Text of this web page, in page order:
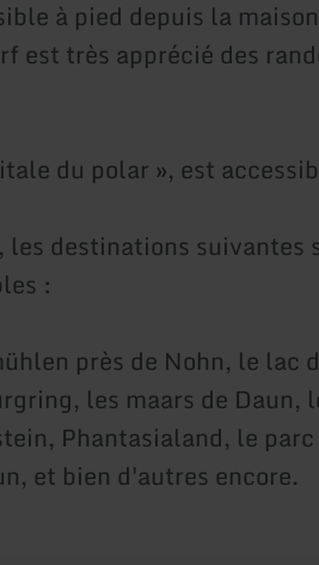
à pied depuis la
est très apprécié des
du polar », est
les destinations suivantes
:
près de Nohn, le lac
les maars de Daun,
Phantasialand, le
et bien d'autres encore.